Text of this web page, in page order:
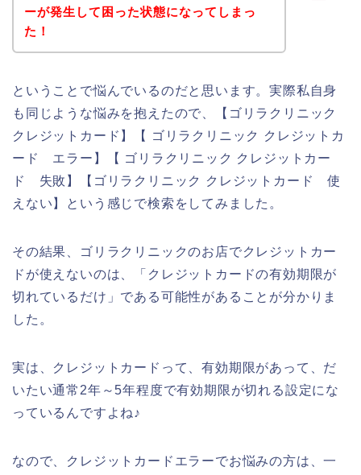
ーが発生して困った状態になってしまっ
た！
ということで悩んでいるのだと思います。実際私自身
も同じような悩みを抱えたので、【ゴリラクリニック
クレジットカード】【 ゴリラクリニック クレジットカ
ード エラー】【 ゴリラクリニック クレジットカー
ド 失敗】【ゴリラクリニック クレジットカード 使
えない】という感じで検索をしてみました。
その結果、ゴリラクリニックのお店でクレジットカー
ドが使えないのは、「クレジットカードの有効期限が
切れているだけ」である可能性があることが分かりま
した。
実は、クレジットカードって、有効期限があって、だ
いたい通常2年～5年程度で有効期限が切れる設定にな
っているんですよね♪
なので、クレジットカードエラーでお悩みの方は、一